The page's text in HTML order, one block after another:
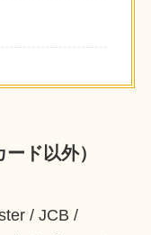
ド以外）
/ JCB /